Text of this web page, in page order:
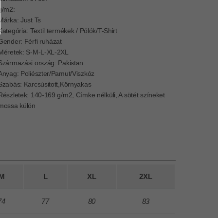
g/m2:
Márka: Just Ts
Kategória: Textil termékek / Pólók/T-Shirt
Férfi ruházat
S-M-L-XL-2XL
ország: Pakistan
Poliészter/Pamut/Viszkóz
Karcsúsitott,Környakas
140-169 g/m2, Címke nélküli, A sötét színeket
külön
L XL 2XL
77 80 83